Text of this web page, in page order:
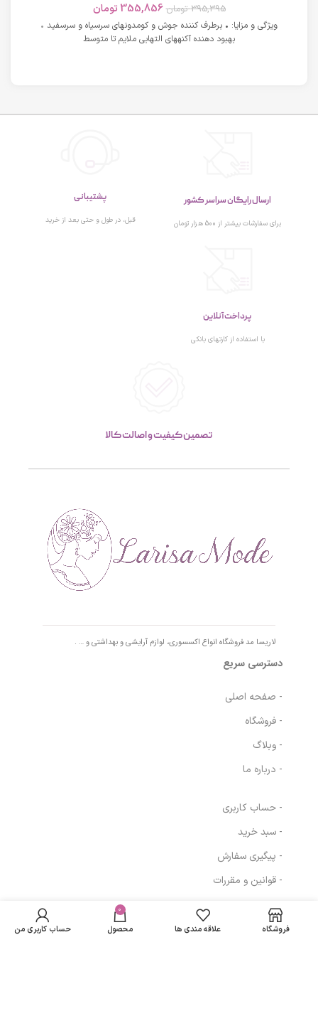
395,395 تومان 355,856 تومان
ویژگی و مزایا: • برطرف کننده جوش و کومدونهای سرسیاه و سرسفید •
بهبود دهنده آکنههای التهابی ملایم تا متوسط
ارسال رایگان سراسر کشور
برای سفارشات بیشتر از 500 هزار تومان
پشتیبانی
قبل، در طول و حتی بعد از خرید
پرداخت آنلاین
با استفاده از کارتهای بانکی
تصمین کیفیت و اصالت کالا
لاریسا مد فروشگاه انواع اکسسوری، لوازم آرایشی و بهداشتی و … .
دسترسی سریع
- صفحه اصلی
- فروشگاه
- وبلاگ
- درباره ما
- حساب کاربری
- سبد خرید
- پیگیری سفارش
- قوانین و مقررات
مسیرهای ارتباطی
ضد لک دست حجم
50 میلی لیتر SPF15
تومان
باشد فروشگاه علاقه مندی ها
0
محصول حساب کاربری من